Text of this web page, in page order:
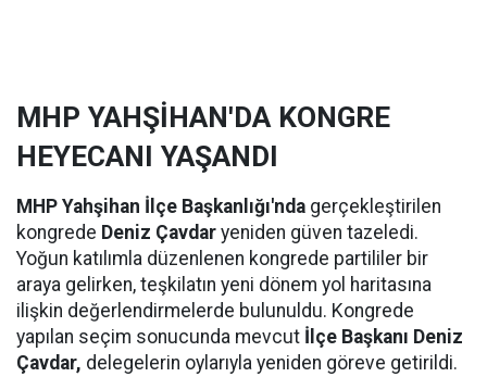
MHP YAHŞİHAN'DA KONGRE
HEYECANI YAŞANDI
MHP Yahşihan İlçe Başkanlığı'nda gerçekleştirilen
kongrede Deniz Çavdar yeniden güven tazeledi.
Yoğun katılımla düzenlenen kongrede partililer bir
araya gelirken, teşkilatın yeni dönem yol haritasına
ilişkin değerlendirmelerde bulunuldu. Kongrede
yapılan seçim sonucunda mevcut İlçe Başkanı Deniz
Çavdar, delegelerin oylarıyla yeniden göreve getirildi.